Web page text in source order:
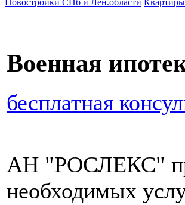
Военная
бесплатная
АН "РОСЛЕКС"
необходимых